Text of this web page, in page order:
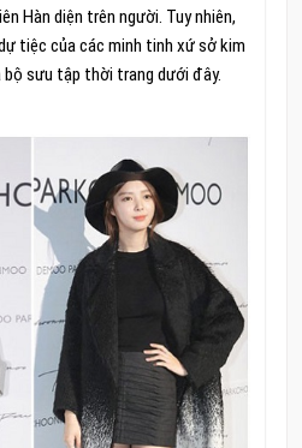
Hàn diện trên người. Tuy nhiên,
tiệc của các minh tinh xứ sở kim
bộ sưu tập thời trang dưới đây.